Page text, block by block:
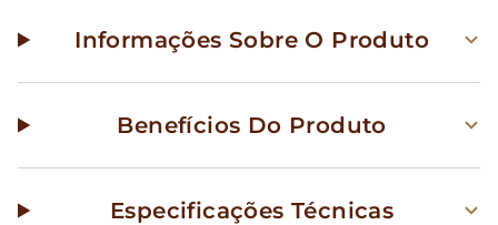
Informações Sobre O Produto
Benefícios Do Produto
Especificações Técnicas